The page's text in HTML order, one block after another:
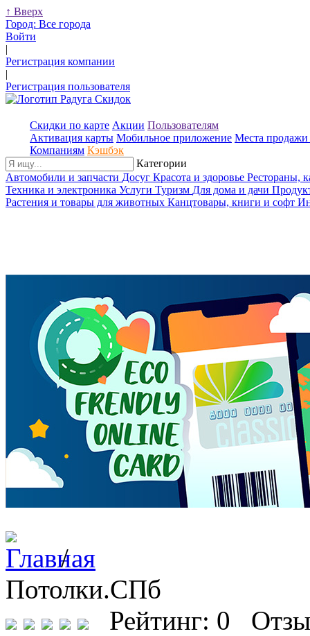
↑ Вверх
Город: Все города
Войти
|
Регистрация компании
|
Регистрация пользователя
Скидки по карте Акции Пользователям
Активация карты Мобильное приложение Места продажи
Компаниям Кэшбэк
Категории
Автомобили и запчасти Досуг Красота и здоровье Рестораны,
Техника и электроника Услуги Туризм Для дома и дачи
Растения и товары для животных Канцтовары, книги и софт
/
Потолки.СПб
Рейтинг: 0